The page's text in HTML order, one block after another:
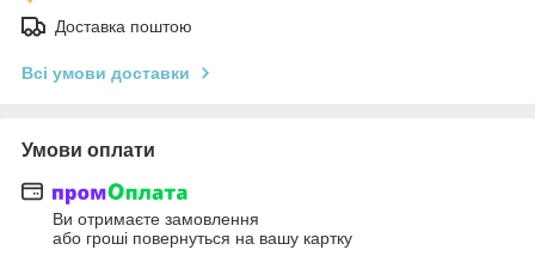
Доставка поштою
Всі умови доставки
Умови оплати
Ви отримаєте замовлення
або гроші повернуться на вашу картку